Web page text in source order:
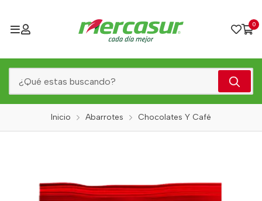
0
Inicio Abarrotes Chocolates Y Café